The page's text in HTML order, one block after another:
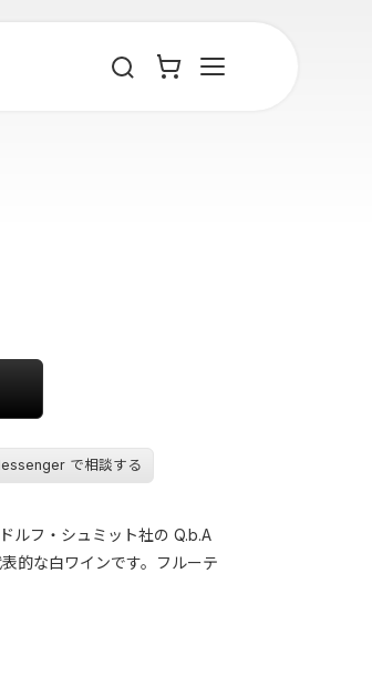
で相談する
ルフ・シュミット社の Q.b.A
的な白ワインです。フルーテ